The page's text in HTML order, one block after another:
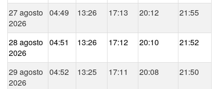
27 agosto
2026
04:49 13:26 17:13 20:12 21:55
28 agosto
2026
04:51 13:26 17:12 20:10 21:52
29 agosto
2026
04:52 13:25 17:11 20:08 21:50